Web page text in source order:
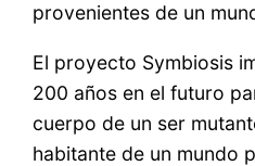
provenientes de un
El proyecto Symbiosis
200 años en el futuro
cuerpo de un ser
habitante de un mundo